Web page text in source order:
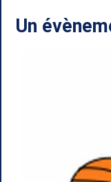
Un